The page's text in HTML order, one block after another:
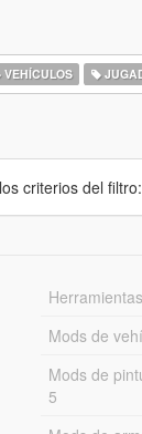
VEHÍCULOS
criterios del filtro:
Mods de
Mods de
5